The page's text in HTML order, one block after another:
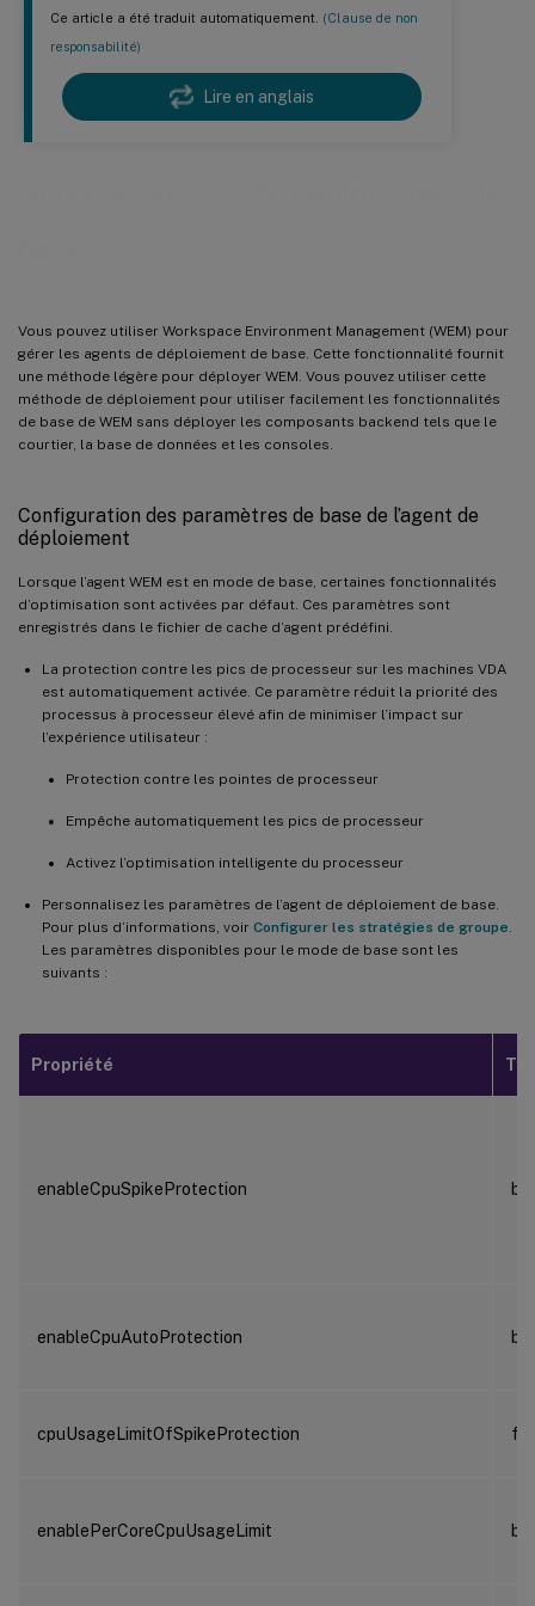
Ce article a été traduit automatiquement. (Clause de non
responsabilité)
Lire en anglais
Vous pouvez utiliser Workspace Environment Management (WEM) pour
gérer les agents de déploiement de base. Cette fonctionnalité fournit
une méthode légère pour déployer WEM. Vous pouvez utiliser cette
méthode de déploiement pour utiliser facilement les fonctionnalités
de base de WEM sans déployer les composants backend tels que le
courtier, la base de données et les consoles.
Configuration des paramètres de base de l’agent de
déploiement
Lorsque l’agent WEM est en mode de base, certaines fonctionnalités
d’optimisation sont activées par défaut. Ces paramètres sont
enregistrés dans le fichier de cache d’agent prédéfini.
La protection contre les pics de processeur sur les machines VDA
est automatiquement activée. Ce paramètre réduit la priorité des
processus à processeur élevé afin de minimiser l’impact sur
l’expérience utilisateur :
Protection contre les pointes de processeur
Empêche automatiquement les pics de processeur
Activez l’optimisation intelligente du processeur
Personnalisez les paramètres de l’agent de déploiement de base.
Pour plus d’informations, voir Configurer les stratégies de groupe
Les paramètres disponibles pour le mode de base sont les
suivants :
Propriété
enableCpuSpikeProtection
enableCpuAutoProtection
cpuUsageLimitOfSpikeProtection
enablePerCoreCpuUsageLimit